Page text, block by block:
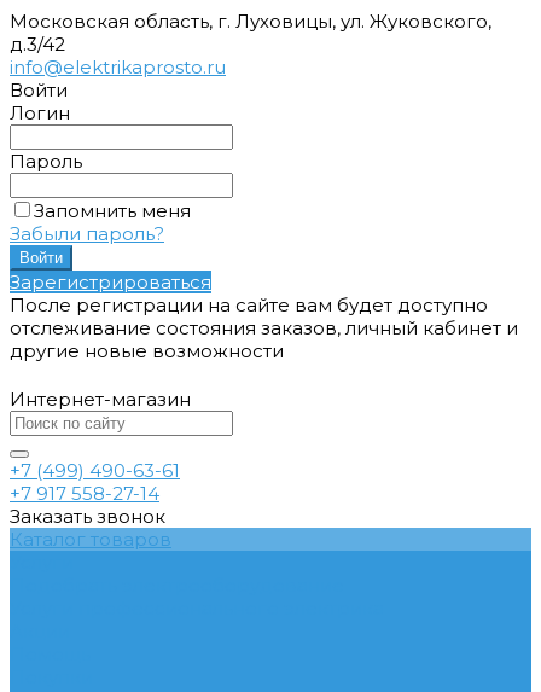
Московская область, г. Луховицы, ул. Жуковского,
д.3/42
info@elektrikaprosto.ru
Войти
Логин
Пароль
Запомнить меня
Забыли пароль?
Зарегистрироваться
После регистрации на сайте вам будет доступно
отслеживание состояния заказов, личный кабинет и
другие новые возможности
Интернет-магазин
+7 (499) 490-63-61
+7 917 558-27-14
Заказать звонок
Каталог товаров